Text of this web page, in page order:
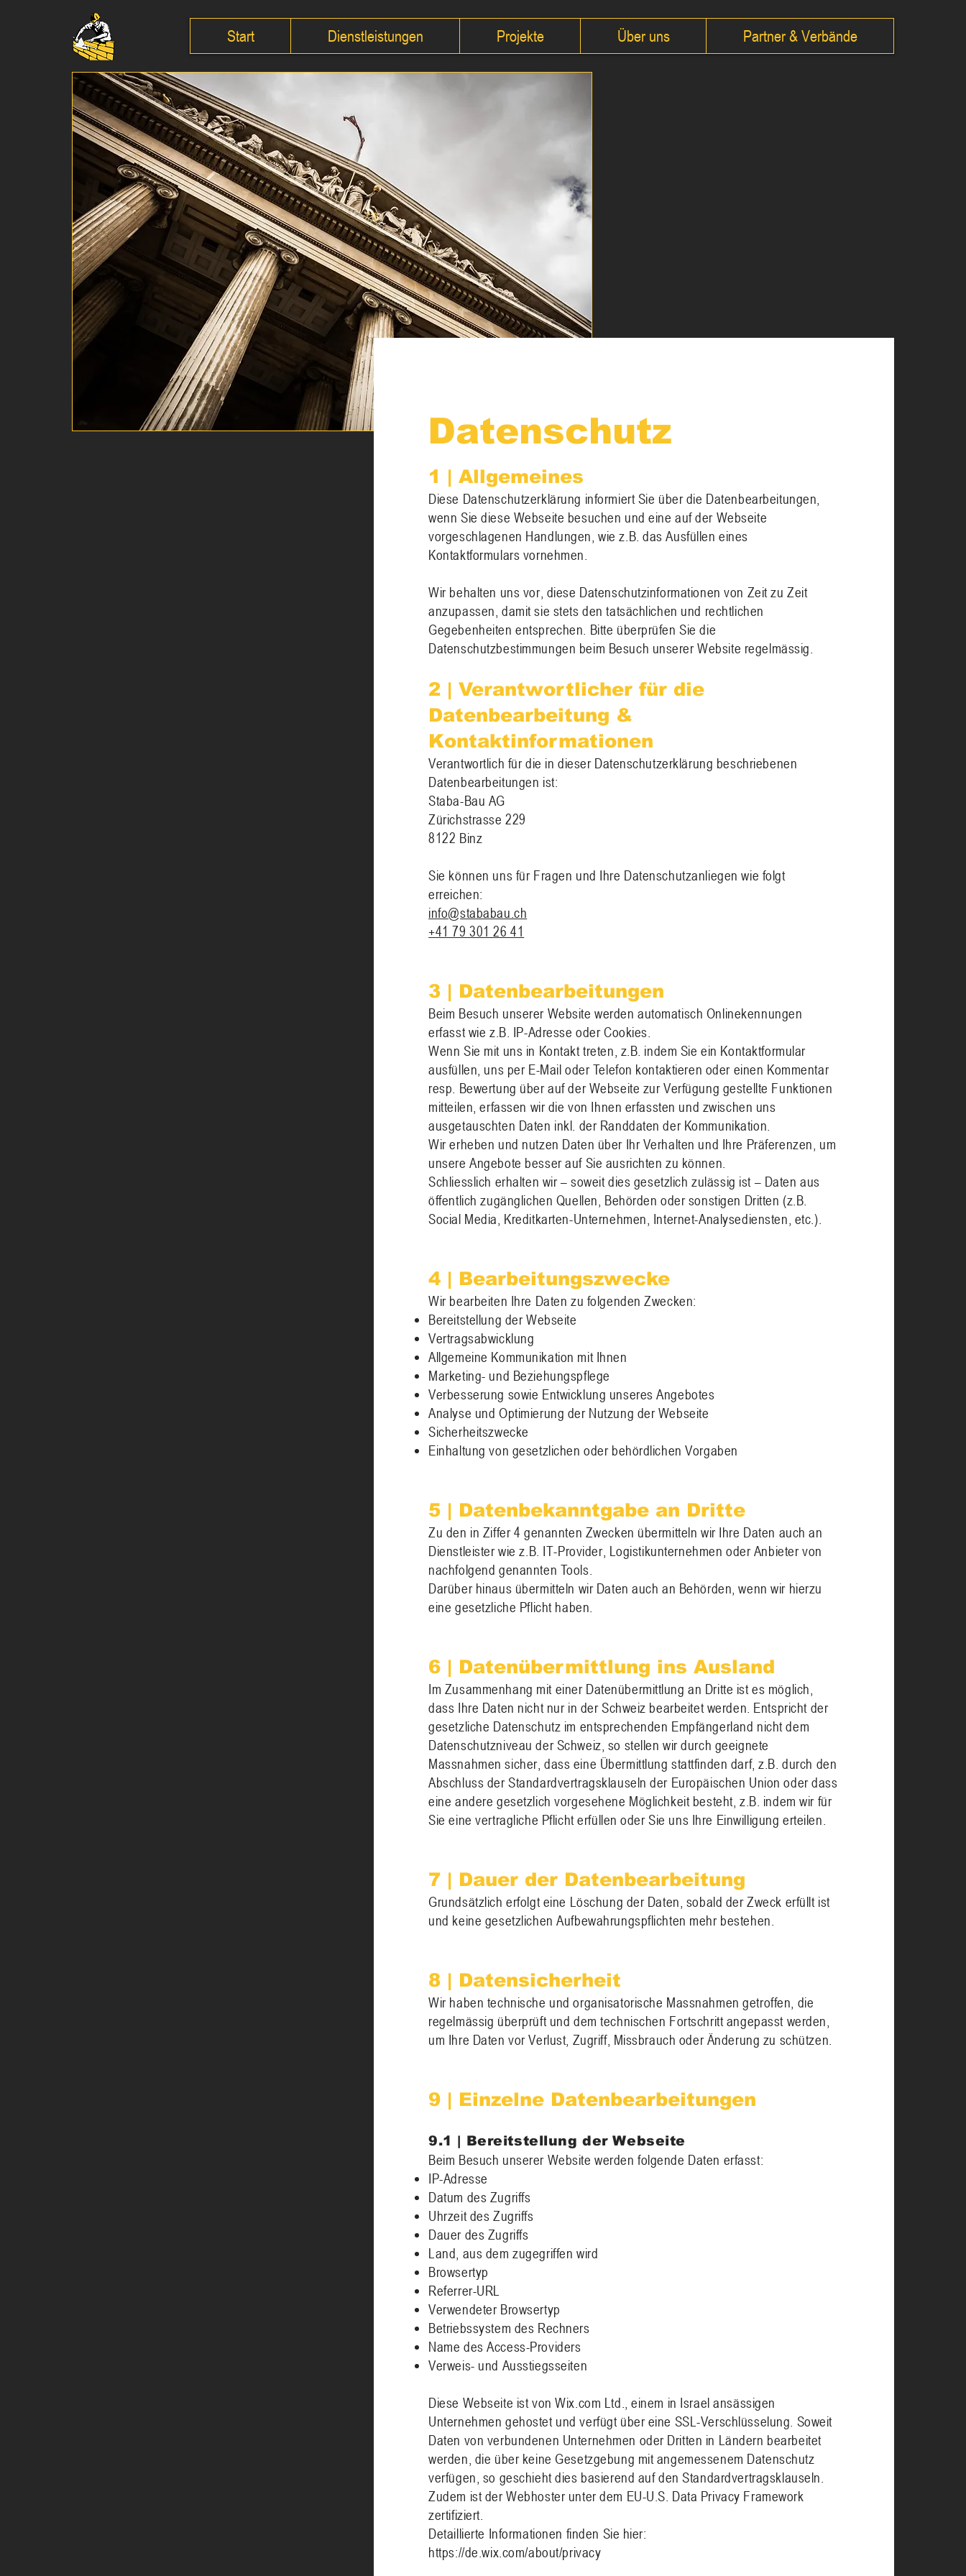
Start Dienstleistungen Projekte Über uns Partner & Verbände
Datenschutz
1 | Allgemeines
Diese Datenschutzerklärung informiert Sie über die Datenbearbeitungen,
wenn Sie diese Webseite besuchen und eine auf der Webseite
vorgeschlagenen Handlungen, wie z.B. das Ausfüllen eines
Kontaktformulars vornehmen.
Wir behalten uns vor, diese Datenschutzinformationen von Zeit zu Zeit
anzupassen, damit sie stets den tatsächlichen und rechtlichen
Gegebenheiten entsprechen. Bitte überprüfen Sie die
Datenschutzbestimmungen beim Besuch unserer Website regelmässig.
2 | Verantwortlicher für die
Datenbearbeitung &
Kontaktinformationen
​Verantwortlich für die in dieser Datenschutzerklärung beschriebenen
Datenbearbeitungen ist:
Staba-Bau AG
Zürichstrasse 229
8122 Binz
Sie können uns für Fragen und Ihre Datenschutzanliegen wie folgt
erreichen:
info@stababau.ch
+41 79 301 26 41
3 | Datenbearbeitungen
Beim Besuch unserer Website werden automatisch Onlinekennungen
erfasst wie z.B. IP-Adresse oder Cookies.
Wenn Sie mit uns in Kontakt treten, z.B. indem Sie ein Kontaktformular
ausfüllen, uns per E-Mail oder Telefon kontaktieren oder einen Kommentar
resp. Bewertung über auf der Webseite zur Verfügung gestellte Funktionen
mitteilen, erfassen wir die von Ihnen erfassten und zwischen uns
ausgetauschten Daten inkl. der Randdaten der Kommunikation.
Wir erheben und nutzen Daten über Ihr Verhalten und Ihre Präferenzen, um
unsere Angebote besser auf Sie ausrichten zu können.
Schliesslich erhalten wir – soweit dies gesetzlich zulässig ist – Daten aus
öffentlich zugänglichen Quellen, Behörden oder sonstigen Dritten (z.B.
Social Media, Kreditkarten-Unternehmen, Internet-Analysediensten, etc.).
4 | Bearbeitungszwecke
Wir bearbeiten Ihre Daten zu folgenden Zwecken:
Bereitstellung der Webseite
Vertragsabwicklung
Allgemeine Kommunikation mit Ihnen
Marketing- und Beziehungspflege
Verbesserung sowie Entwicklung unseres Angebotes
Analyse und Optimierung der Nutzung der Webseite
Sicherheitszwecke
Einhaltung von gesetzlichen oder behördlichen Vorgaben
5 | Datenbekanntgabe an Dritte
Zu den in Ziffer 4 genannten Zwecken übermitteln wir Ihre Daten auch an
Dienstleister wie z.B. IT-Provider, Logistikunternehmen oder Anbieter von
nachfolgend genannten Tools.
Darüber hinaus übermitteln wir Daten auch an Behörden, wenn wir hierzu
eine gesetzliche Pflicht haben.
6 | Datenübermittlung ins Ausland
Im Zusammenhang mit einer Datenübermittlung an Dritte ist es möglich,
dass Ihre Daten nicht nur in der Schweiz bearbeitet werden. Entspricht der
gesetzliche Datenschutz im entsprechenden Empfängerland nicht dem
Datenschutzniveau der Schweiz, so stellen wir durch geeignete
Massnahmen sicher, dass eine Übermittlung stattfinden darf, z.B. durch den
Abschluss der Standardvertragsklauseln der Europäischen Union oder dass
eine andere gesetzlich vorgesehene Möglichkeit besteht, z.B. indem wir für
Sie eine vertragliche Pflicht erfüllen oder Sie uns Ihre Einwilligung erteilen.
7 | Dauer der Datenbearbeitung
Grundsätzlich erfolgt eine Löschung der Daten, sobald der Zweck erfüllt ist
und keine gesetzlichen Aufbewahrungspflichten mehr bestehen.
8 | Datensicherheit
Wir haben technische und organisatorische Massnahmen getroffen, die
regelmässig überprüft und dem technischen Fortschritt angepasst werden,
um Ihre Daten vor Verlust, Zugriff, Missbrauch oder Änderung zu schützen.
9 | Einzelne Datenbearbeitungen
9.1 | Bereitstellung der Webseite
Beim Besuch unserer Website werden folgende Daten erfasst:
IP-Adresse
Datum des Zugriffs
Uhrzeit des Zugriffs
Dauer des Zugriffs
Land, aus dem zugegriffen wird
Browsertyp
Referrer-URL
Verwendeter Browsertyp
Betriebssystem des Rechners
Name des Access-Providers
Verweis- und Ausstiegsseiten
Diese Webseite ist von Wix.com Ltd., einem in Israel ansässigen
Unternehmen gehostet und verfügt über eine SSL-Verschlüsselung. Soweit
Daten von verbundenen Unternehmen oder Dritten in Ländern bearbeitet
werden, die über keine Gesetzgebung mit angemessenem Datenschutz
verfügen, so geschieht dies basierend auf den Standardvertragsklauseln.
Zudem ist der Webhoster unter dem EU-U.S. Data Privacy Framework
zertifiziert.
Detaillierte Informationen finden Sie hier:
https://de.wix.com/about/privacy